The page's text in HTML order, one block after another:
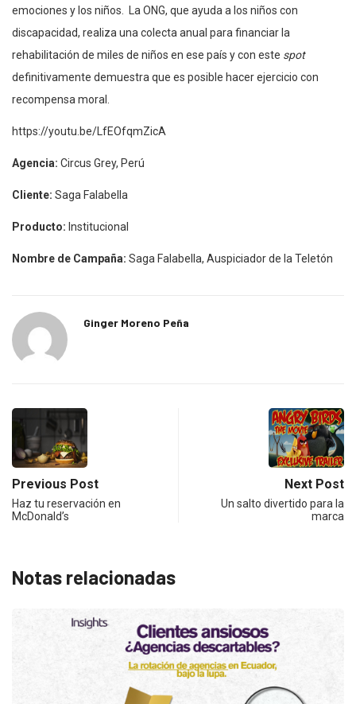
emociones y los niños. La ONG, que ayuda a los niños con
discapacidad, realiza una colecta anual para financiar la
rehabilitación de miles de niños en ese país y con este spot
definitivamente demuestra que es posible hacer ejercicio con
recompensa moral.
https://youtu.be/LfEOfqmZicA
Agencia: Circus Grey, Perú
Cliente: Saga Falabella
Producto: Institucional
Nombre de Campaña: Saga Falabella, Auspiciador de la Teletón
Ginger Moreno Peña
Previous Post
Haz tu reservación en
McDonald’s
Next Post
Un salto divertido para la
marca
Notas relacionadas